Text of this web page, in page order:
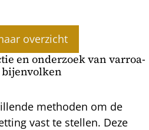
overzicht
en onderzoek van varroa-
methoden om de
vast te stellen. Deze